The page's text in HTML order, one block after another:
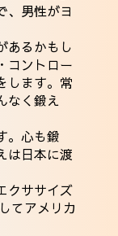
、男性がヨ
あるかもし
コントロー
します。常
なく鍛え
。心も鍛
は日本に渡
クササイズ
てアメリカ